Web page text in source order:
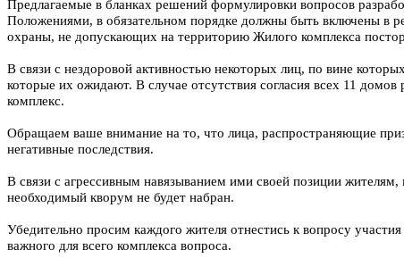
Предлагаемые в бланках решений формулировки вопросов
Положениями, в обязательном порядке должны быть включены в
охраны, не допускающих на территорию Жилого комплекса
В связи с нездоровой активностью некоторых лиц, по вине
которые их ожидают. В случае отсутствия согласия всех 11
комплекс.
Обращаем ваше внимание на то, что лица, распространяющие
негативные последствия.
В связи с агрессивным навязыванием ими своей позиции
необходимый кворум не будет набран.
Убедительно просим каждого жителя отнестись к вопросу
важного для всего комплекса вопроса.